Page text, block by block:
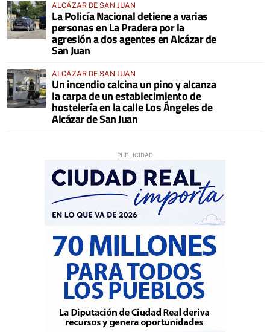
ALCÁZAR DE SAN JUAN
La Policía Nacional detiene a varias
personas en La Pradera por la
agresión a dos agentes en Alcázar de
San Juan
ALCÁZAR DE SAN JUAN
Un incendio calcina un pino y alcanza
la carpa de un establecimiento de
hostelería en la calle Los Ángeles de
Alcázar de San Juan